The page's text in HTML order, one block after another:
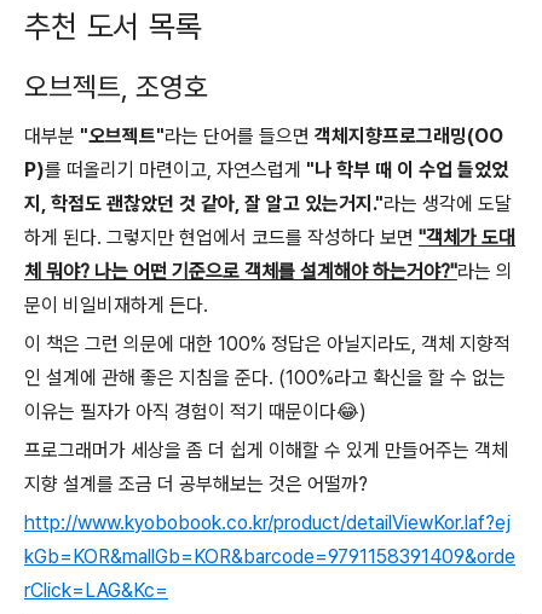
추천 도서 목록
오브젝트, 조영호
대부분 "오브젝트"라는 단어를 들으면 객체지향프로그래밍(OO
P)를 떠올리기 마련이고, 자연스럽게 "나 학부 때 이 수업 들었었
지, 학점도 괜찮았던 것 같아, 잘 알고 있는거지."라는 생각에 도달
하게 된다. 그렇지만 현업에서 코드를 작성하다 보면 "객체가 도대
체 뭐야? 나는 어떤 기준으로 객체를 설계해야 하는거야?"라는 의
문이 비일비재하게 든다.
이 책은 그런 의문에 대한 100% 정답은 아닐지라도, 객체 지향적
인 설계에 관해 좋은 지침을 준다. (100%라고 확신을 할 수 없는
이유는 필자가 아직 경험이 적기 때문이다😂)
프로그래머가 세상을 좀 더 쉽게 이해할 수 있게 만들어주는 객체
지향 설계를 조금 더 공부해보는 것은 어떨까?
http://www.kyobobook.co.kr/product/detailViewKor.laf?ej
kGb=KOR&mallGb=KOR&barcode=9791158391409&orde
rClick=LAG&Kc=